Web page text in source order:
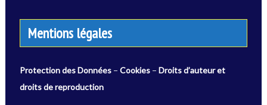
Mentions légales
Protection des Données– Cookies– Droits d’auteur et
droits de reproduction